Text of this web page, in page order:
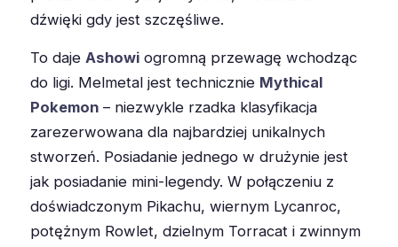
dźwięki gdy jest szczęśliwe.
To daje Ashowi ogromną przewagę wchodząc
do ligi. Melmetal jest technicznie Mythical
Pokemon – niezwykle rzadka klasyfikacja
zarezerwowana dla najbardziej unikalnych
stworzeń. Posiadanie jednego w drużynie jest
jak posiadanie mini-legendy. W połączeniu z
doświadczonym Pikachu, wiernym Lycanroc,
potężnym Rowlet, dzielnym Torracat i zwinnym